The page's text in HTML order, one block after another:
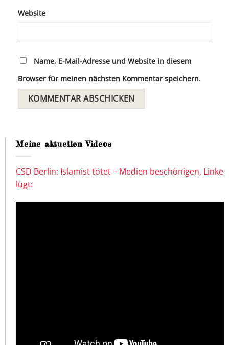
Website
Name, E-Mail-Adresse und Website in diesem
Browser für meinen nächsten Kommentar speichern.
Meine aktuellen Videos
CSD Berlin: Islamist tötet – Medien beschönigen, Linke
lügt: